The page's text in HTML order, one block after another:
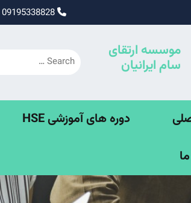
موسسه ارتقای
سام ایرانیان
دوره های آموزشی HSE